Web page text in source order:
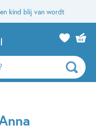
kind blij van wordt